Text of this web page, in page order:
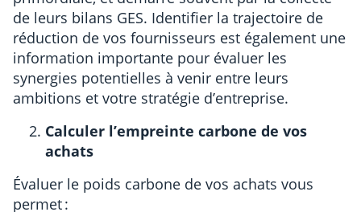
de leurs bilans GES. Identifier la trajectoire de
réduction de vos fournisseurs est également une
information importante pour évaluer les
synergies potentielles à venir entre leurs
ambitions et votre stratégie d’entreprise.
Calculer l’empreinte carbone de vos
achats
Évaluer le poids carbone de vos achats vous
permet :